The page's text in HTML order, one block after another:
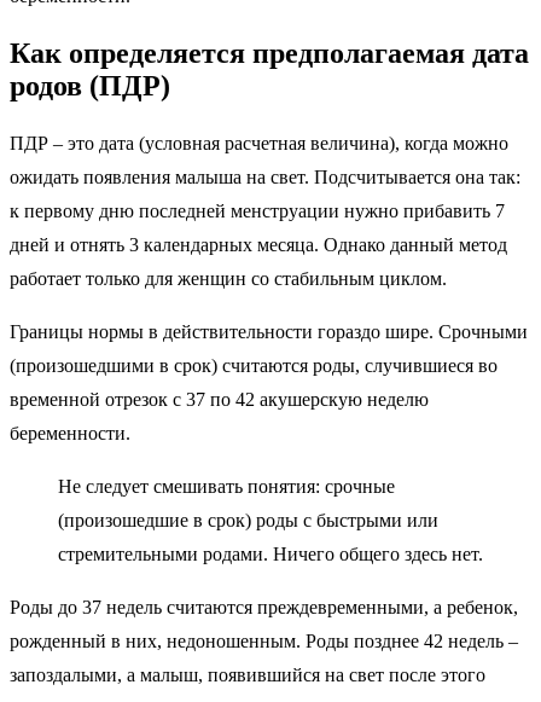
реальный. Например, при стандартном 28-дневном цикле
зачатие случилось на 15-день цикла. К первому дню задержки
эмбриону будет фактически 2 недели. Акушерский же срок
будет к этому моменту составлять уже 4 недели. То есть,
первая неделя задержки будет считаться пятой неделей
Как определяется предполагаемая дата
родов (ПДР)
ожидать появления малыша на свет. Подсчитывается она так:
к первому дню последней менструации нужно прибавить 7
дней и отнять 3 календарных месяца. Однако данный метод
работает только для женщин со стабильным циклом.
Границы нормы в действительности гораздо шире. Срочными
(произошедшими в срок) считаются роды, случившиеся во